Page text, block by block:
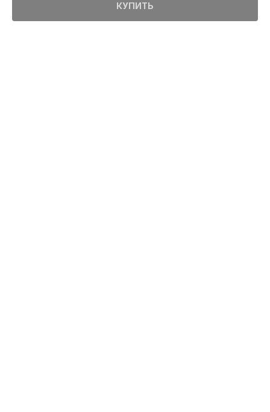
КУПИТЬ